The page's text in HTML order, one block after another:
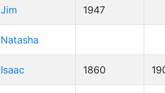
Jim 1947
Natasha
Isaac 1860